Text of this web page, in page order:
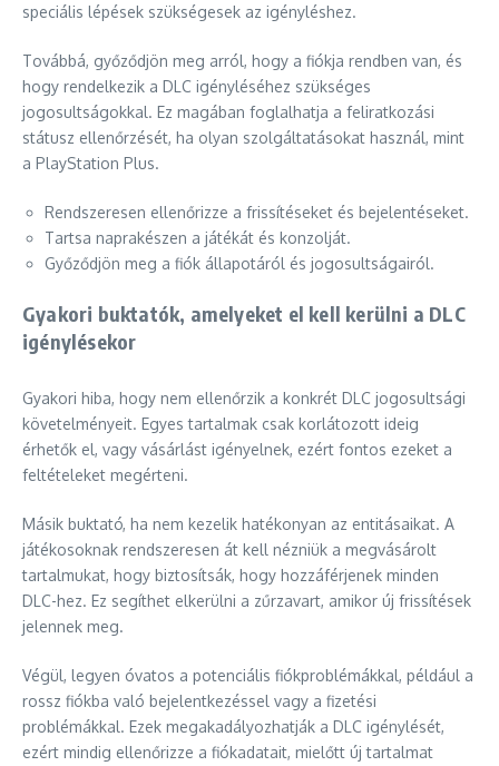
speciális lépések szükségesek az igényléshez.
Továbbá, győződjön meg arról, hogy a fiókja rendben van, és
hogy rendelkezik a DLC igényléséhez szükséges
jogosultságokkal. Ez magában foglalhatja a feliratkozási
státusz ellenőrzését, ha olyan szolgáltatásokat használ, mint
a PlayStation Plus.
Rendszeresen ellenőrizze a frissítéseket és bejelentéseket.
Tartsa naprakészen a játékát és konzolját.
Győződjön meg a fiók állapotáról és jogosultságairól.
Gyakori buktatók, amelyeket el kell kerülni a DLC
igénylésekor
Gyakori hiba, hogy nem ellenőrzik a konkrét DLC jogosultsági
követelményeit. Egyes tartalmak csak korlátozott ideig
érhetők el, vagy vásárlást igényelnek, ezért fontos ezeket a
feltételeket megérteni.
Másik buktató, ha nem kezelik hatékonyan az entitásaikat. A
játékosoknak rendszeresen át kell nézniük a megvásárolt
tartalmukat, hogy biztosítsák, hogy hozzáférjenek minden
DLC-hez. Ez segíthet elkerülni a zűrzavart, amikor új frissítések
jelennek meg.
Végül, legyen óvatos a potenciális fiókproblémákkal, például a
rossz fiókba való bejelentkezéssel vagy a fizetési
problémákkal. Ezek megakadályozhatják a DLC igénylését,
ezért mindig ellenőrizze a fiókadatait, mielőtt új tartalmat